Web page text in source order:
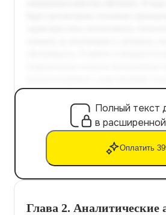
Полный текст
в
Оплатить
Глава 2. Аналитические